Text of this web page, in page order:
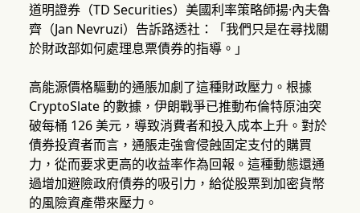
道明證券（TD Securities）美國利率策略師揚·內夫魯
齊（Jan Nevruzi）告訴路透社：「我們只是在尋找關
於財政部如何處理息票債券的指導。」
高能源價格驅動的通脹加劇了這種財政壓力。根據
CryptoSlate 的數據，伊朗戰爭已推動布倫特原油突
破每桶 126 美元，導致消費者和投入成本上升。對於
債券投資者而言，通脹走強會侵蝕固定支付的購買
力，從而要求更高的收益率作為回報。這種動態還通
過增加避險政府債券的吸引力，給從股票到加密貨幣
的風險資產帶來壓力。